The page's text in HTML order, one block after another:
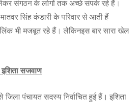
संगठन के लोगों तक अच्छे संपर्क रहे हैं।
सिंह कंडारी के परिवार से आती हैं
भी मजबूत रहे हैं। लेकिनइस बार सारा खेल
सजवाण
जिला पंचायत सदस्य निर्वाचित हुई हैं। इशिता